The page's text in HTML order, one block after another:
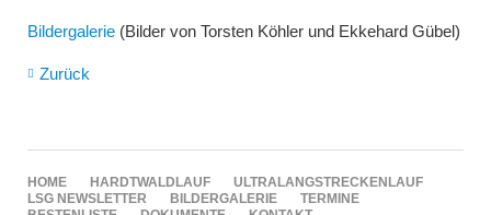
Bildergalerie(Bilder von Torsten Köhler und Ekkehard Gübel)
Zurück
NAVIGATION
ÜBERSPRINGEN
HOME HARDTWALDLAUF
ULTRALANGSTRECKENLAUF
LSG NEWSLETTER
BILDERGALERIE
TERMINE